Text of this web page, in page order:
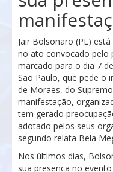
Jair Bolsonaro (PL)
no ato convocado pelo
marcado para o dia 7
São Paulo, que pede o
de Moraes, do
manifestação,
tem gerado
adotado pelos seus
segundo relata Bela
Nos últimos dias,
sua presença no